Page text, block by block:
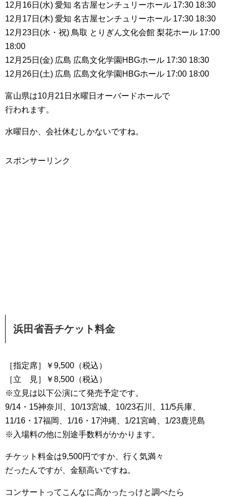
12月16日(水) 愛知 名古屋センチュリーホール 17:30 18:30
12月17日(木) 愛知 名古屋センチュリーホール 17:30 18:30
12月23日(水・祝) 鳥取 とりぎん文化会館 梨花ホール 17:00
18:00
12月25日(金) 広島 広島文化学園HBGホール 17:30 18:30
12月26日(土) 広島 広島文化学園HBGホール 17:00 18:00
富山県は10月21日水曜日オーバードホールで
行われます。
水曜日か、会社休むしかないですね。
スポンサーリンク
浜田省吾チケット料金
［指定席］￥9,500（税込）
［立 見］￥8,500（税込）
※立見は以下公演にて発売予定です。
9/14・15神奈川、10/13宮城、10/23石川、11/5兵庫、
11/16・17福岡、1/16・17沖縄、1/21宮崎、1/23鹿児島
※入場料の他に別途手数料がかかります。
チケット料金は9,500円ですか、行く気満々
だったんですが、金額高いですね。
コンサートってこんなに高かったっけと調べたら